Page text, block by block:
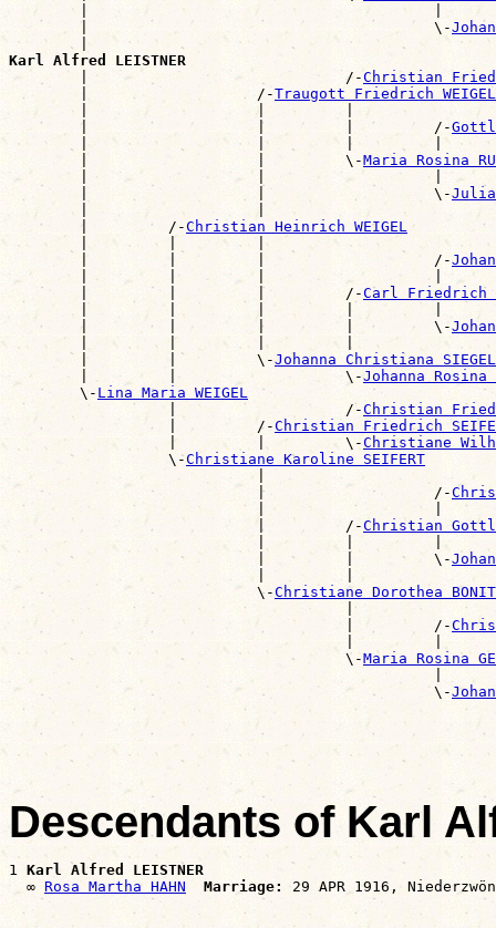
|                                       |
        |                                       \-
|
Karl Alfred LEISTNER
|                             /-Christian
        |                   /-
Traugott Friedrich WEIGEL
|                   |         |
        |                   |         |         /-
|                   |         |         |
        |                   |         \-
Maria Rosina
|                   |                   |
        |                   |                   \-
|                   |
        |         /-
Christian Heinrich WEIGEL
|         |         |
        |         |         |                   /-
|         |         |                   |
        |         |         |         /-
Carl Friedrich
|         |         |         |         |
        |         |         |         |         \-
|         |         |         |
        |         |         \-
Johanna Christiana SIEGEL
        |         |                   \-
Johanna Rosina
        \-
Lina Maria WEIGEL
                  |                   /-
Christian
                  |         /-
Christian Friedrich
                  |         |         \-
Christiane
                  \-
Christiane Karoline SEIFERT
|
                            |                   /-
|                   |
                            |         /-
Christian
|         |         |
                            |         |         \-
                            \-
Christiane Dorothea
|
                                      |         /-
|         |
                                      \-
Maria Rosina
                                                \-
Descendants of Karl
1 Karl Alfred LEISTNER
  ∞
Rosa Martha HAHN Marriage: